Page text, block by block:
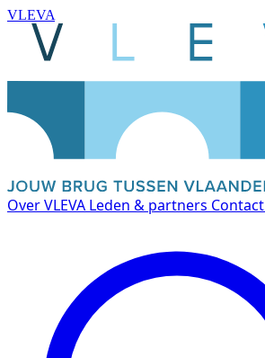
VLEVA
Over VLEVA Leden & partners Contact